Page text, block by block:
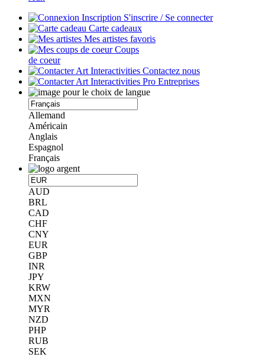
S'inscrire / Se connecter
Carte cadeaux
Mes artistes favoris
Coups
de coeur
Contactez nous
Entreprises
Allemand
Américain
Anglais
Espagnol
Français
AUD
BRL
CAD
CHF
CNY
EUR
GBP
INR
JPY
KRW
MXN
MYR
NZD
PHP
RUB
SEK